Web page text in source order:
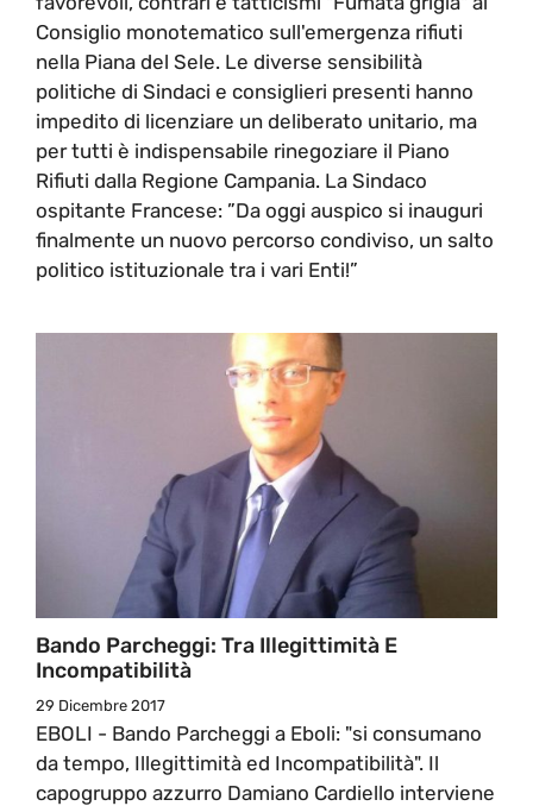
Consiglio monotematico sull'emergenza rifiuti
nella Piana del Sele. Le diverse sensibilità
politiche di Sindaci e consiglieri presenti hanno
impedito di licenziare un deliberato unitario, ma
per tutti è indispensabile rinegoziare il Piano
Rifiuti dalla Regione Campania. La Sindaco
ospitante Francese: ”Da oggi auspico si inauguri
finalmente un nuovo percorso condiviso, un salto
politico istituzionale tra i vari Enti!”
Bando Parcheggi: Tra Illegittimità E
Incompatibilità
29 Dicembre 2017
EBOLI - Bando Parcheggi a Eboli: "si consumano
da tempo, Illegittimità ed Incompatibilità". Il
capogruppo azzurro Damiano Cardiello interviene